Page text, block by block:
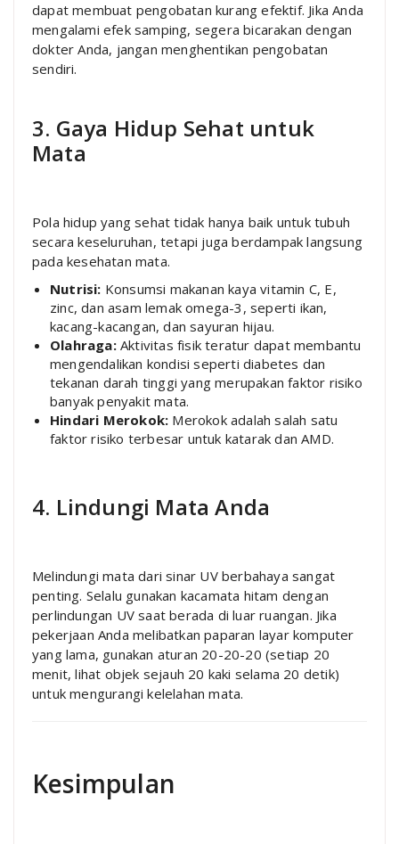
dapat membuat pengobatan kurang efektif. Jika Anda
mengalami efek samping, segera bicarakan dengan
dokter Anda, jangan menghentikan pengobatan
sendiri.
3. Gaya Hidup Sehat untuk
Mata
Pola hidup yang sehat tidak hanya baik untuk tubuh
secara keseluruhan, tetapi juga berdampak langsung
pada kesehatan mata.
Nutrisi: Konsumsi makanan kaya vitamin C, E,
zinc, dan asam lemak omega-3, seperti ikan,
kacang-kacangan, dan sayuran hijau.
Olahraga:Aktivitas fisik teratur dapat membantu
mengendalikan kondisi seperti diabetes dan
tekanan darah tinggi yang merupakan faktor risiko
banyak penyakit mata.
Hindari Merokok: Merokok adalah salah satu
faktor risiko terbesar untuk katarak dan AMD.
4. Lindungi Mata Anda
Melindungi mata dari sinar UV berbahaya sangat
penting. Selalu gunakan kacamata hitam dengan
perlindungan UV saat berada di luar ruangan. Jika
pekerjaan Anda melibatkan paparan layar komputer
yang lama, gunakan aturan 20-20-20 (setiap 20
menit, lihat objek sejauh 20 kaki selama 20 detik)
untuk mengurangi kelelahan mata.
Kesimpulan